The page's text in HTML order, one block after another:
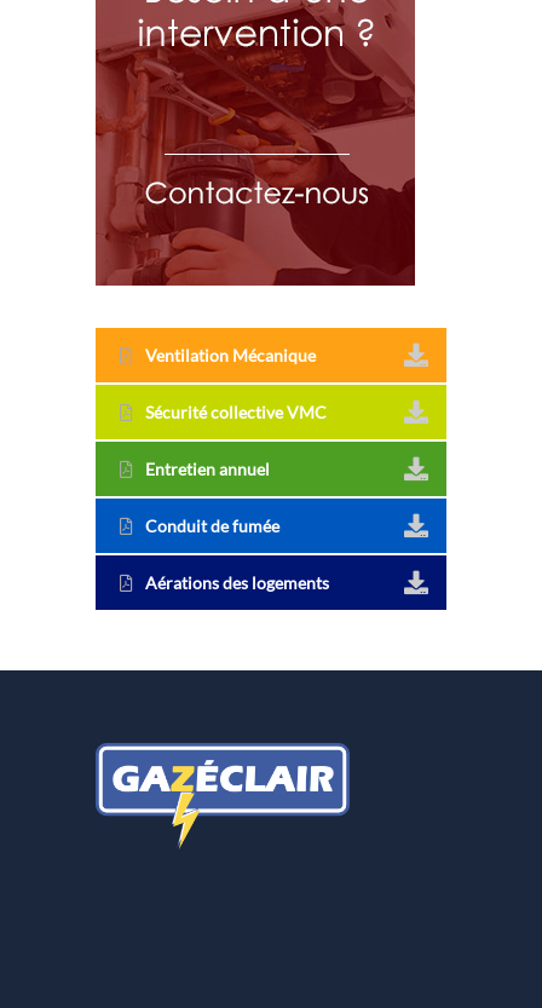
Ventilation Mécanique
Sécurité collective VMC
Entretien annuel
Conduit de fumée
Aérations des logements